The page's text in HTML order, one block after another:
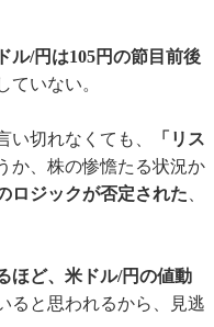
ル/円は105円の節目前後
ていない。
切れなくても、
「リス
か、株の惨憺たる状況か
ロジックが否定された、
ほど、米ドル/円の値動
ると思われるから、見逃